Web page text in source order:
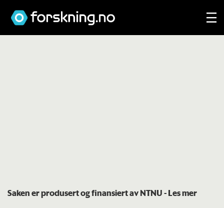
Saken er produsert og finansiert av NTNU- Les mer